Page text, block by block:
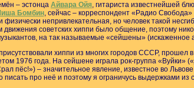
– эстонца Айвара Ойя, гитариста известнейшей
Бомбин, сейчас – корреспондент «Радио
непривлекательная, но человек такой
советских хиппи было общение, поэтому
на так называемые «сейшены» (искаженное
хиппи из многих городов СССР, прошел
1976 года. На сейшене играла рок-группа «Вуйки»
пёс!») – значительное явление, известное во
писать про неё и поэтому я ограничусь выдержками из